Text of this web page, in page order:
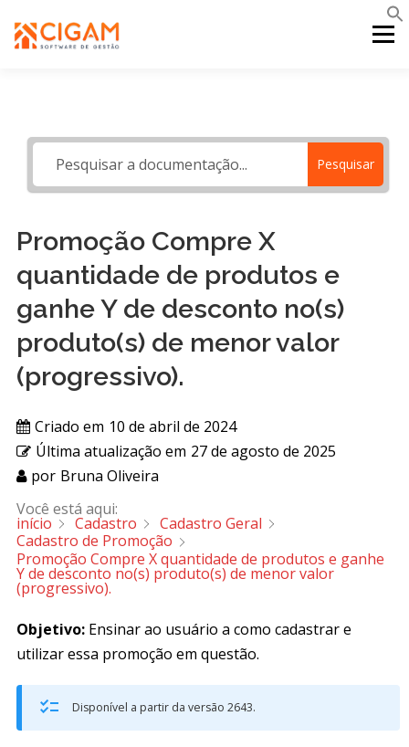
para
Menu
PORTAL WEB MOBILE SUPORTE Pesquisar
Promoção Compre X
quantidade de produtos e
ganhe Y de desconto no(s)
produto(s) de menor valor
(progressivo).
Criado em 10 de abril de 2024
Última atualização em 27 de agosto de 2025
por Bruna Oliveira
Você está aqui:
início Cadastro
Cadastro Geral
Cadastro de Promoção
Promoção Compre X quantidade de produtos e ganhe
Y de desconto no(s) produto(s) de menor valor
(progressivo).
Objetivo: Ensinar ao usuário a como cadastrar e
utilizar essa promoção em questão.
Disponível a partir da versão 2643.